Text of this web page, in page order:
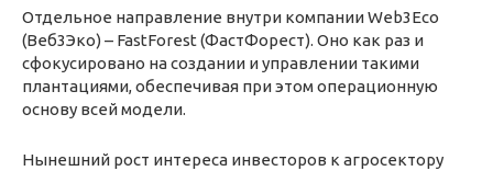
Отдельное направление внутри компании Web3Eco
(Веб3Эко) – FastForest (ФастФорест). Оно как раз и
сфокусировано на создании и управлении такими
плантациями, обеспечивая при этом операционную
основу всей модели.
Нынешний рост интереса инвесторов к агросектору